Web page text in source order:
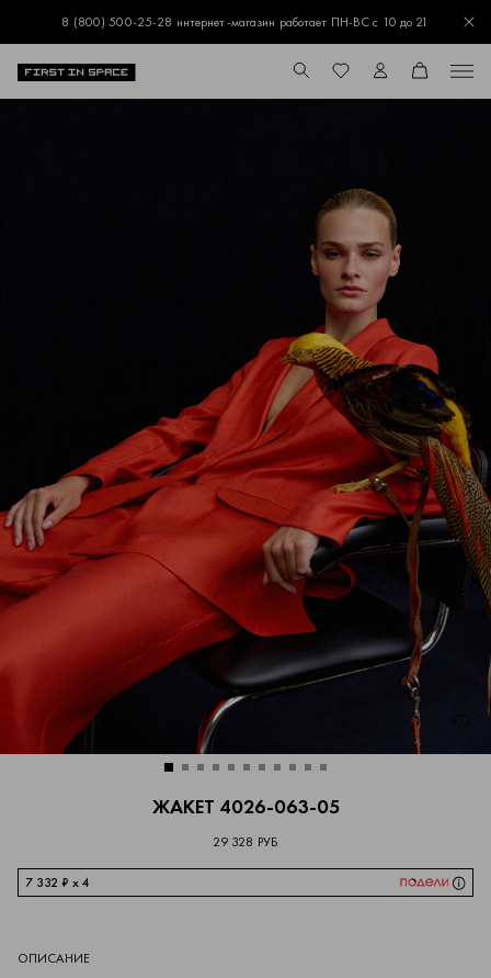
8 (800) 500-25-28 интернет-магазин работает ПН-ВС с 10 до 21
Перейти на главную ПОИСК ИЗБРАННОЕЛИЧНЫЙ КАБИНЕТ
КОРЗИНАМеню
Поиск
ЖАКЕТ 4026-063-05
29 328 РУБ
7 332 ₽ x 4
ОПИСАНИЕ